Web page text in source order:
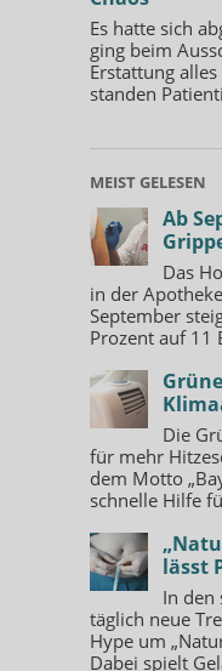
Es hatte sich
ging beim
Erstattung
standen
MEIST GELESEN
Ab
Das
in der
September
Prozent auf 11
Die
für mehr
dem Motto
schnelle Hilfe
lässt
In den
täglich neue
Hype um
Dabei spielt